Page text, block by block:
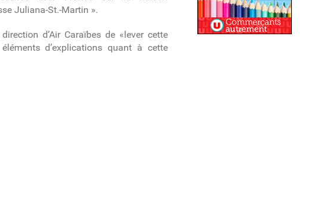
Juliana-St.-Martin ».
d’Air Caraïbes de «lever cette
d’explications quant à cette